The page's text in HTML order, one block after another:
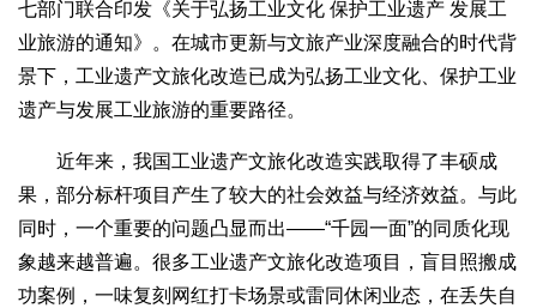
七部门联合印发《关于弘扬工业文化 保护工业遗产 发展工
业旅游的通知》。在城市更新与文旅产业深度融合的时代背
景下，工业遗产文旅化改造已成为弘扬工业文化、保护工业
遗产与发展工业旅游的重要路径。
近年来，我国工业遗产文旅化改造实践取得了丰硕成
果，部分标杆项目产生了较大的社会效益与经济效益。与此
同时，一个重要的问题凸显而出——“千园一面”的同质化现
象越来越普遍。很多工业遗产文旅化改造项目，盲目照搬成
功案例，一味复刻网红打卡场景或雷同休闲业态，在丢失自